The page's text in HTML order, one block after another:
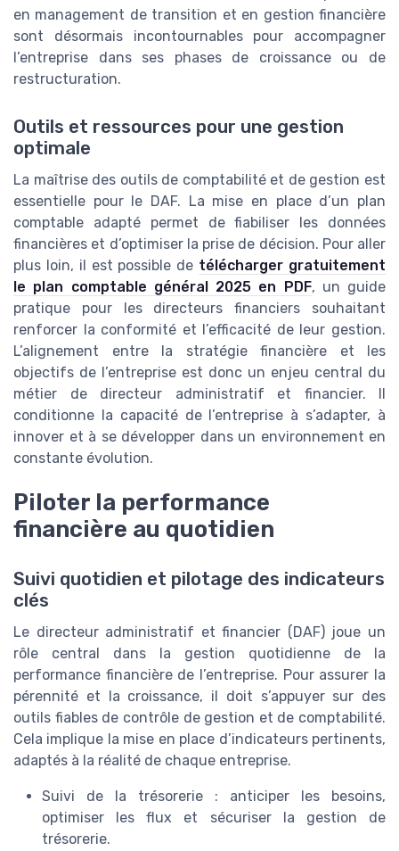
en management de transition et en gestion financière
sont désormais incontournables pour accompagner
l’entreprise dans ses phases de croissance ou de
restructuration.
Outils et ressources pour une gestion
optimale
La maîtrise des outils de comptabilité et de gestion est
essentielle pour le DAF. La mise en place d’un plan
comptable adapté permet de fiabiliser les données
financières et d’optimiser la prise de décision. Pour aller
plus loin, il est possible de télécharger gratuitement
le plan comptable général 2025 en PDF, un guide
pratique pour les directeurs financiers souhaitant
renforcer la conformité et l’efficacité de leur gestion.
L’alignement entre la stratégie financière et les
objectifs de l’entreprise est donc un enjeu central du
métier de directeur administratif et financier. Il
conditionne la capacité de l’entreprise à s’adapter, à
innover et à se développer dans un environnement en
constante évolution.
Piloter la performance
financière au quotidien
Suivi quotidien et pilotage des indicateurs
clés
Le directeur administratif et financier (DAF) joue un
rôle central dans la gestion quotidienne de la
performance financière de l’entreprise. Pour assurer la
pérennité et la croissance, il doit s’appuyer sur des
outils fiables de contrôle de gestion et de comptabilité.
Cela implique la mise en place d’indicateurs pertinents,
adaptés à la réalité de chaque entreprise.
Suivi de la trésorerie : anticiper les besoins,
optimiser les flux et sécuriser la gestion de
trésorerie.